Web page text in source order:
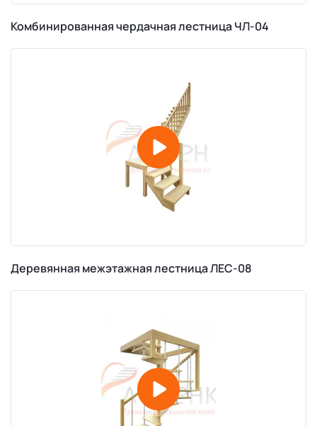
Комбинированная чердачная лестница ЧЛ-04
Деревянная межэтажная лестница ЛЕС-08